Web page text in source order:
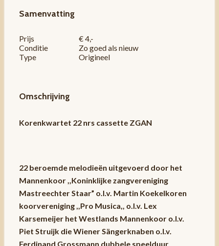
Samenvatting
Prijs
€ 4,-
Conditie
Zo goed als nieuw
Type
Origineel
Omschrijving
Korenkwartet 22 nrs cassette ZGAN
22 beroemde melodieën uitgevoerd door het
Mannenkoor ,,Koninklijke zangvereniging
Mastreechter Staar” o.l.v. Martin Koekelkoren
koorvereniging ,,Pro Musica,, o.l.v. Lex
Karsemeijer het Westlands Mannenkoor o.l.v.
Piet Struijk die Wiener Sängerknaben o.l.v.
Ferdinand Grossmann dubbele speelduur